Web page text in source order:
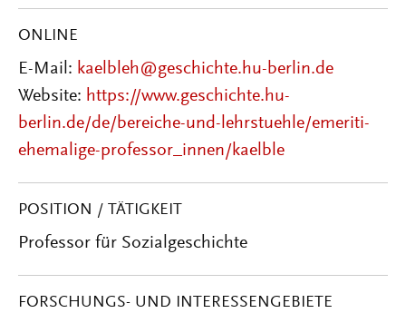
ONLINE
E-Mail: kaelbleh@geschichte.hu-berlin.de
Website: https://www.geschichte.hu-
berlin.de/de/bereiche-und-lehrstuehle/emeriti-
ehemalige-professor_innen/kaelble
POSITION / TÄTIGKEIT
Professor für Sozialgeschichte
FORSCHUNGS- UND INTERESSENGEBIETE